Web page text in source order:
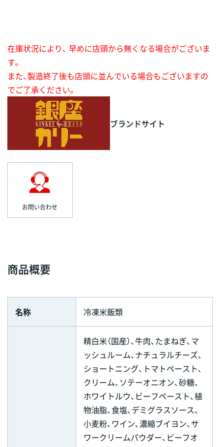
在庫状況により、 早めに店頭から無くなる場合がございま
す。
また、製造終了後も店頭に並んでいる場合もございますの
でご了承ください。
ブランドサイト
お問い合わせ
商品概要
名称 冷凍米飯類
精白米（国産）、牛肉、たまねぎ、マ
ッシュルーム、ナチュラルチーズ、
ショートニング、トマトペースト、
クリーム、ソテーオニオン、砂糖、
ホワイトルウ、ビーフペースト、植
物油脂、食塩、デミグラスソース、
小麦粉、ワイン、濃縮ブイヨン、サ
ワークリームパウダー、ビーフオ